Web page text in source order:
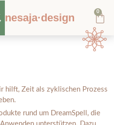
nesaja·design 0
hilft, Zeit als zyklischen Prozess
rund um DreamSpell, die